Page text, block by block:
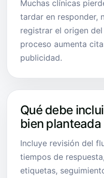
Muchas clínicas
tardar en responder,
registrar el origen
proceso aumenta
publicidad.
Qué debe
bien planteada
Incluye revisión del
tiempos de
etiquetas,